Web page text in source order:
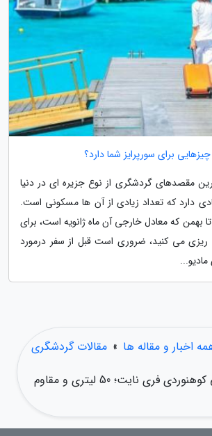
برای سورپرایز شما دارد؟
مقصدهای گردشگری از نوع جزیره ای در دنیا
دارد که تعداد زیادی از آن ها مسکونی است.
تا بهمن که معادل خارجی آن ماه ژانویه است، برای
ریزی می کنید، ضروری است قبل از سفر درمورد
اخبار و مقاله ها » مقالات گردشگری
آنالیز کوله پشتی کوهنوردی فری نایت؛ 50 لیتری و مقاوم